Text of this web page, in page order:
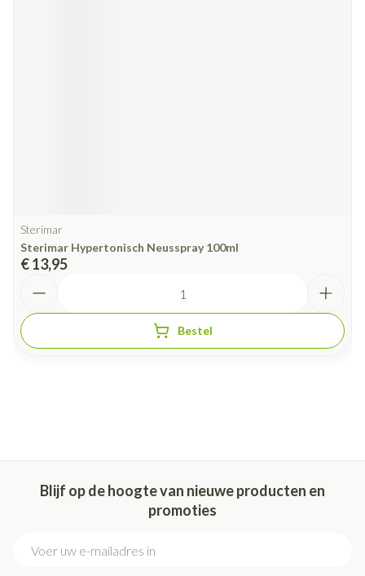
Sterimar
Sterimar Hypertonisch Neusspray 100ml
€ 13,95
Bestel
Blijf op de hoogte van nieuwe producten en
promoties